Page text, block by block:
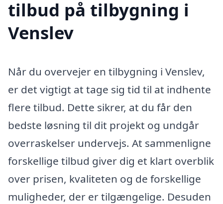
tilbud på tilbygning i
Venslev
Når du overvejer en tilbygning i Venslev,
er det vigtigt at tage sig tid til at indhente
flere tilbud. Dette sikrer, at du får den
bedste løsning til dit projekt og undgår
overraskelser undervejs. At sammenligne
forskellige tilbud giver dig et klart overblik
over prisen, kvaliteten og de forskellige
muligheder, der er tilgængelige. Desuden